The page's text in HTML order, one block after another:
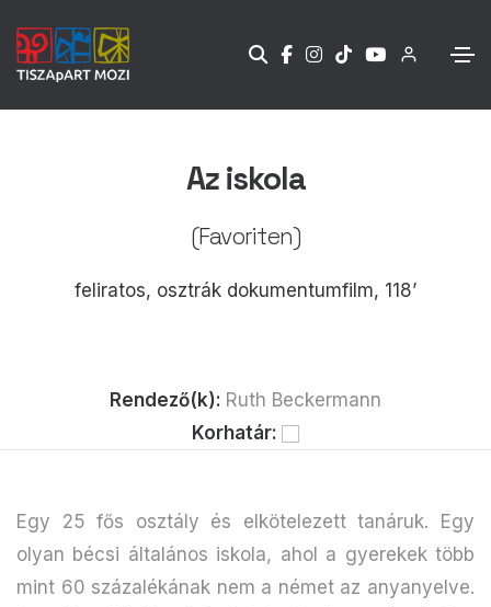
Az iskola
(Favoriten)
feliratos, osztrák dokumentumfilm, 118’
Rendező(k): Ruth Beckermann
Korhatár:
Egy 25 fős osztály és elkötelezett tanáruk. Egy
olyan bécsi általános iskola, ahol a gyerekek több
mint 60 százalékának nem a német az anyanyelve.